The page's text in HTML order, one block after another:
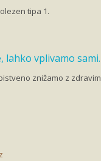
tipa 1.
lahko vplivamo sami.
znižamo z zdravim